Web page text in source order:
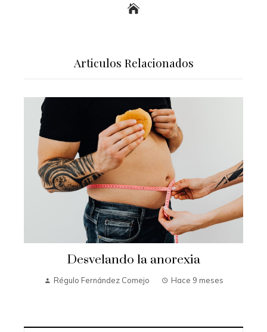
Articulos Relacionados
Desvelando la anorexia
Régulo Fernández Comejo Hace 9 meses